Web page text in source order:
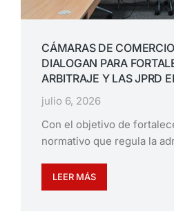
CÁMARAS DE
DIALOGAN PARA
ARBITRAJE Y LAS JPRD
julio 6, 2026
Con el objetivo de
normativo que regula la
LEER MÁS